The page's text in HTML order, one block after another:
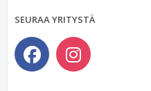
SEURAA YRITYSTÄ